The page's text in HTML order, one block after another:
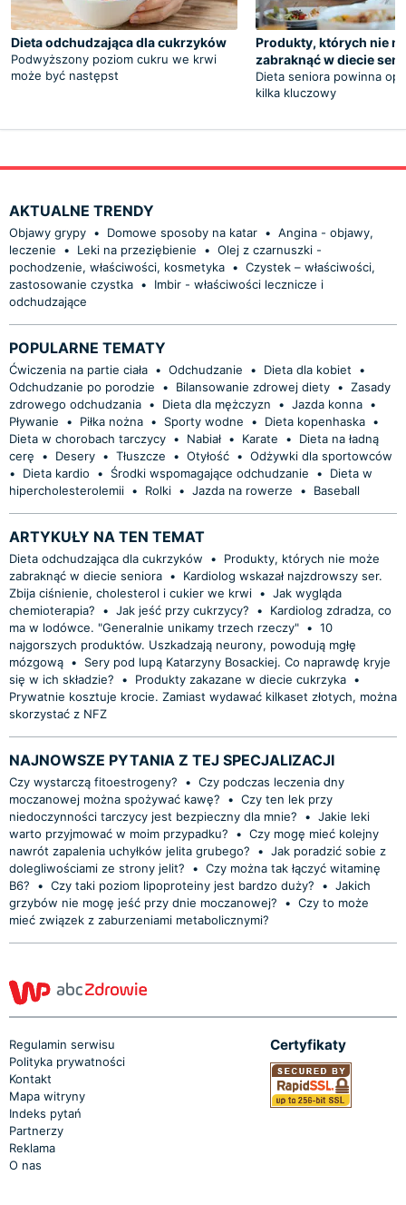
Dieta odchudzająca dla cukrzyków
Podwyższony poziom cukru we krwi
może być następst
Produkty, których nie
zabraknąć w diecie
Dieta seniora powinna
kilka kluczowy
AKTUALNE TRENDY
Objawy grypy • Domowe sposoby na katar • Angina - objawy,
leczenie
• Leki na przeziębienie • Olej z czarnuszki -
pochodzenie, właściwości, kosmetyka • Czystek – właściwości,
zastosowanie czystka •
Imbir - właściwości lecznicze i
odchudzające
POPULARNE TEMATY
Ćwiczenia na partie ciała • Odchudzanie • Dieta dla kobiet
•
Odchudzanie po porodzie
• Bilansowanie zdrowej diety • Zasady
zdrowego odchudzania • Dieta dla mężczyzn • Jazda konna •
Pływanie
• Piłka nożna • Sporty wodne • Dieta kopenhaska •
Dieta w chorobach tarczycy • Nabiał • Karate •
Dieta na ładną
cerę
• Desery • Tłuszcze • Otyłość • Odżywki dla sportowców
•
Dieta kardio • Środki wspomagające odchudzanie •
Dieta w
hipercholesterolemii • Rolki • Jazda na rowerze • Baseball
ARTYKUŁY NA TEN TEMAT
Dieta odchudzająca dla cukrzyków •
Produkty, których nie może
zabraknąć w diecie seniora •
Kardiolog wskazał najzdrowszy ser.
Zbija ciśnienie, cholesterol i cukier we krwi • Jak wygląda
chemioterapia?
• Jak jeść przy cukrzycy? •
Kardiolog zdradza, co
ma w lodówce. "Generalnie unikamy trzech rzeczy" • 10
najgorszych produktów. Uszkadzają neurony, powodują mgłę
mózgową •
Sery pod lupą Katarzyny Bosackiej. Co naprawdę kryje
się w ich składzie?
• Produkty zakazane w diecie cukrzyka •
Prywatnie kosztuje krocie. Zamiast wydawać kilkaset złotych, można
skorzystać z NFZ
NAJNOWSZE PYTANIA Z TEJ SPECJALIZACJI
Czy wystarczą fitoestrogeny? • Czy podczas leczenia dny
moczanowej można spożywać kawę?
• Czy ten lek przy
niedoczynności tarczycy jest bezpieczny dla mnie?
• Jakie leki
warto przyjmować w moim przypadku?
• Czy mogę mieć kolejny
nawrót zapalenia uchyłków jelita grubego?
• Jak poradzić sobie z
dolegliwościami ze strony jelit?
• Czy można tak łączyć witaminę
B6?
• Czy taki poziom lipoproteiny jest bardzo duży? • Jakich
grzybów nie mogę jeść przy dnie moczanowej?
• Czy to może
mieć związek z zaburzeniami metabolicznymi?
Regulamin serwisu
Polityka prywatności
Kontakt
Mapa witryny
Indeks pytań
Partnerzy
Reklama
O nas
Certyfikaty